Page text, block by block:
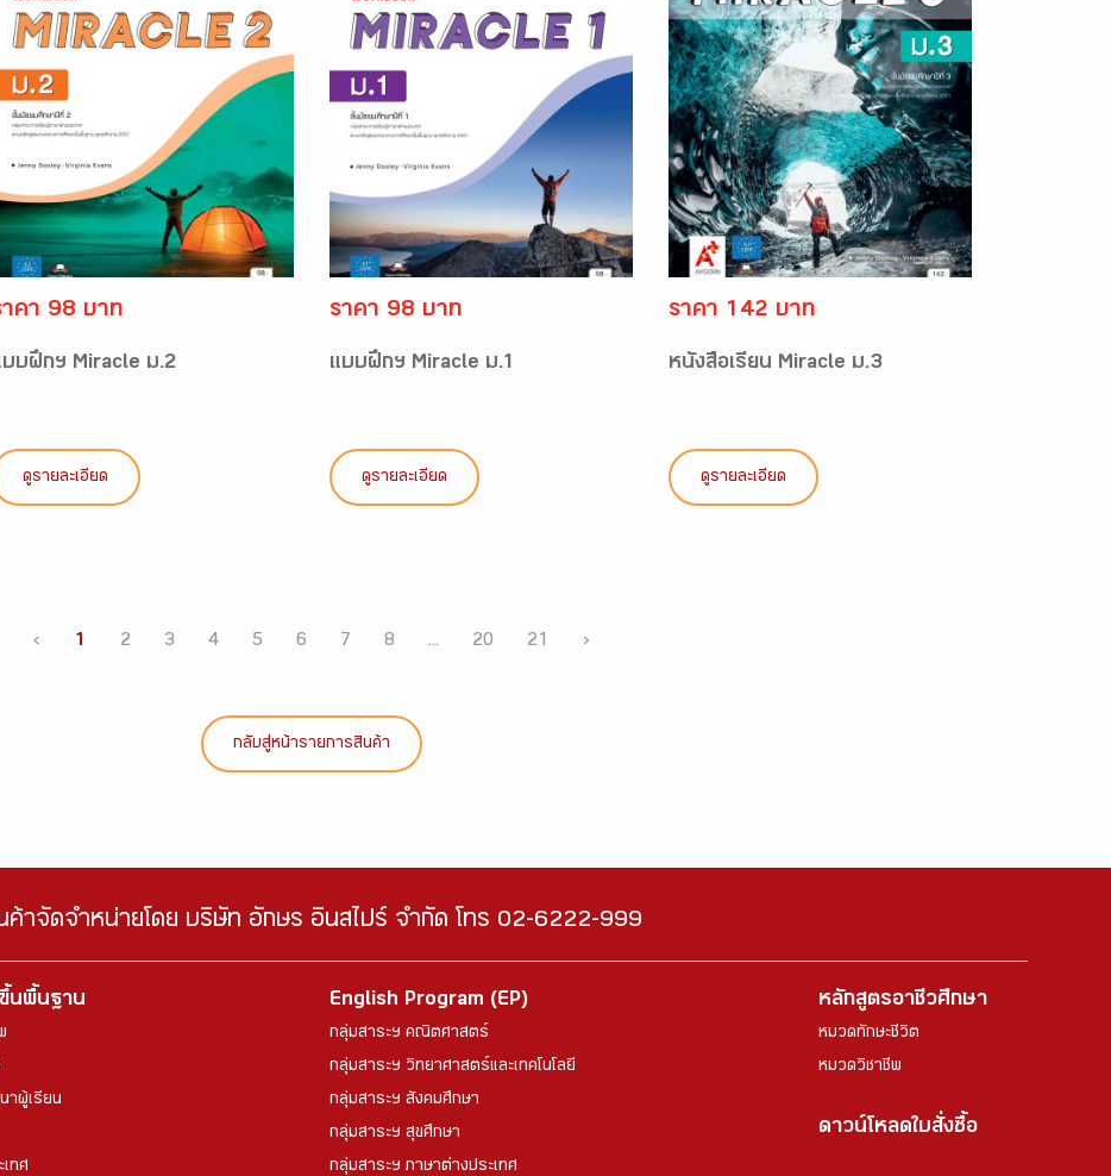
าคา 98 บาท
บบฝึกฯ Miracle ม.2
ดูรายละเอียด
ราคา 98 บาท
แบบฝึกฯ Miracle ม.1
ดูรายละเอียด
ราคา 142 บาท
หนังสือเรียน Miracle ม.3
ดูรายละเอียด
‹ 1 2 3 4 5 6 7 8 ... 20 21 ›
กลับสู่หน้ารายการสินค้า
ค้าจัดจำหน่ายโดย บริษัท อักษร อินสไปร์ จำกัด โทร 02-6222-999
นพื้นฐาน
าผู้เรียน
ทศ
English Program (EP)
กลุ่มสาระฯ คณิตศาสตร์
กลุ่มสาระฯ วิทยาศาสตร์และเทคโนโลยี
กลุ่มสาระฯ สังคมศึกษา
กลุ่มสาระฯ สุขศึกษา
กลุ่มสาระฯ ภาษาต่างประเทศ
หลักสูตรอาชีวศึกษา
หมวดทักษะชีวิต
หมวดวิชาชีพ
ดาวน์โหลดใบสั่งซื้อ